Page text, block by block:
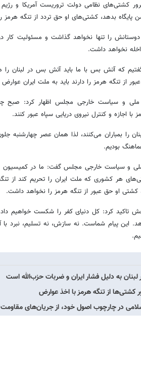
کشتی‌های نظامی دولت تروریست آمریکا و
بدهد، کشتی‌های او حق تردد از تنگه هرمز
را تنها نخواهد گذاشت و مسئولیت کار
نخواهد داشت.
از ۱۹ فروردین گفتیم که آتش بس با ما باید آتش بس در
از تنگه هرمز را دارند باید به ملت ایران عوارض
اجازه و کنترل نیروی دریایی سپاه عبور کنند.
را بمباران می‌کنند، لذا همان عصر چهارشنبه
بودیم.
و سیاست خارجی مجلس گفت: ما در کمیسیون
هر کشوری که ملت ایران را تحریم کند از
کند، کشتی او حق عبور از تنگه هرمز را
تاکید کرد: کل دنیای کفر را شکست خواهیم
پیام شماست. نه سازش، نه تسلیم، نبرد با
به دلیل فشار ایران و ضربات حزب‌الله است
کشتی‌ها از تنگه هرمز با اخذ عوارض
در چارچوب اصول خود، از جریان‌های